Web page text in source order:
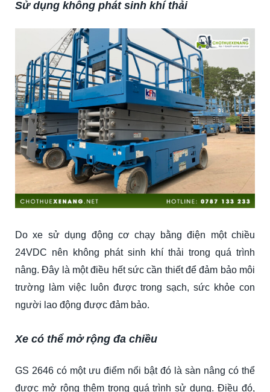
Sử dụng không phát sinh khí thải
Do xe sử dụng động cơ chạy bằng điện một chiều
24VDC nên không phát sinh khí thải trong quá trình
nâng. Đây là một điều hết sức cần thiết để đảm bảo môi
trường làm việc luôn được trong sạch, sức khỏe con
người lao động được đảm bảo.
Xe có thể mở rộng đa chiều
GS 2646 có một ưu điểm nổi bật đó là sàn nâng có thể
được mở rộng thêm trong quá trình sử dụng. Điều đó,